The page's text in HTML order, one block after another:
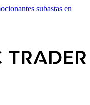
subastas en